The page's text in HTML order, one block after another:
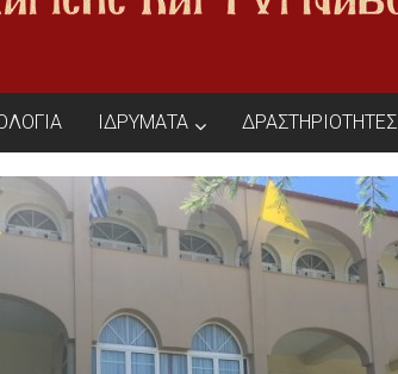
ΙΔΡΥΜΑΤΑ ΔΡΑΣΤΗΡΙΟΤΗΤΕΣ